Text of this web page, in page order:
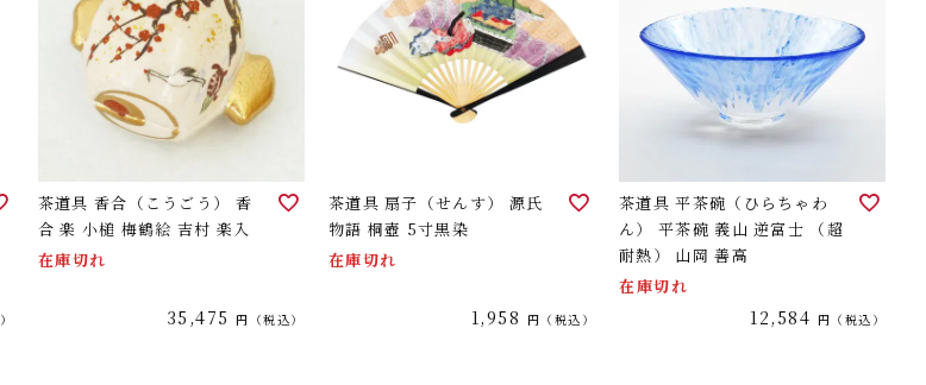
茶道具 香合（こうごう） 香
合 楽 小槌 梅鶴絵 吉村 楽入
在庫切れ
35,475 税込
茶道具 扇子（せんす） 源氏
物語 桐壺 5寸黒染
在庫切れ
1,958 税込
茶道具 平茶碗（ひらちゃわ
ん） 平茶碗 義山 逆富士 （超
耐熱） 山岡 善高
在庫切れ
12,584 税込